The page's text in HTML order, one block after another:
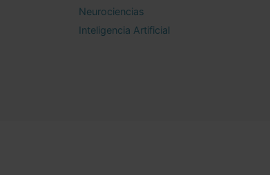
Neurociencias
Inteligencia Artificial